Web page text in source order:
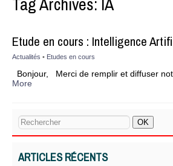
Etude en cours : Intelligence
Actualités • Etudes en cours
Bonjour, Merci de remplir et diffuser
More
ARTICLES RÉCENTS